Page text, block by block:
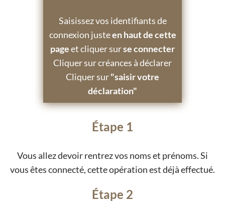
Saisissez vos identifiants de
connexion justeen haut de cette
pageet cliquer surse connecter
Cliquer sur créances à déclarer
Cliquer sur"saisir votre
déclaration"
Étape 1
Vous allez devoir rentrez vos noms et prénoms. Si
vous êtes connecté, cette opération est déjà effectué.
Étape 2